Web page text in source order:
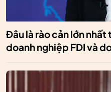
Đâu là rào cản lớn
doanh nghiệp FDI và